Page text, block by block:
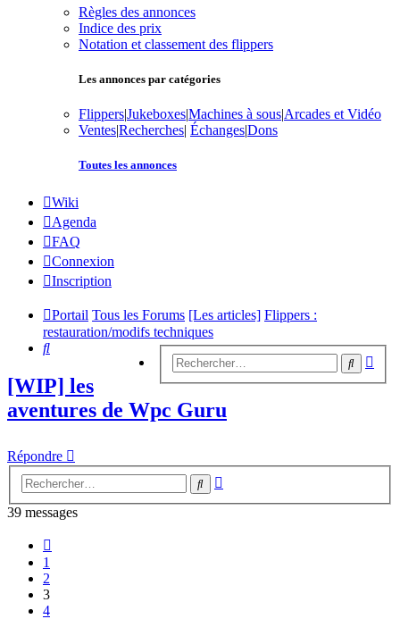
Règles des annonces
Indice des prix
Notation et classement des flippers
Les annonces par catégories
Flippers|Jukeboxes|Machines à sous|Arcades et Vidéo
Ventes|Recherches| Échanges|Dons
Toutes les annonces
Wiki
Agenda
FAQ
Connexion
Inscription
Portail Tous les Forums [Les articles] Flippers :
restauration/modifs techniques
Rechercher
[WIP] les
aventures de Wpc Guru
Répondre
Rechercher
39 messages
1
2
3
4